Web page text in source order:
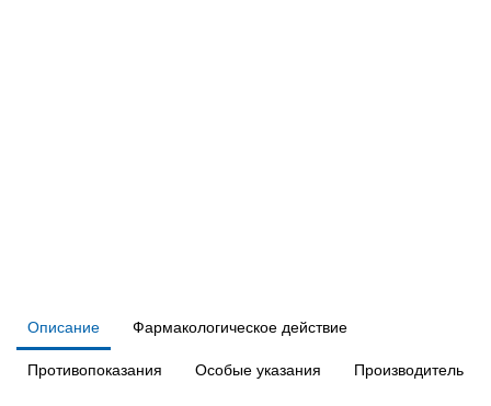
Описание Фармакологическое действие
Противопоказания Особые указания Производитель